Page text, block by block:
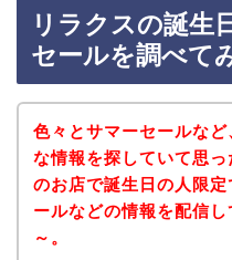
リラクスの誕生
セールを調べて
色々とサマーセールな
な情報を探していて思
のお店で誕生日の人限
ールなどの情報を配信
～。